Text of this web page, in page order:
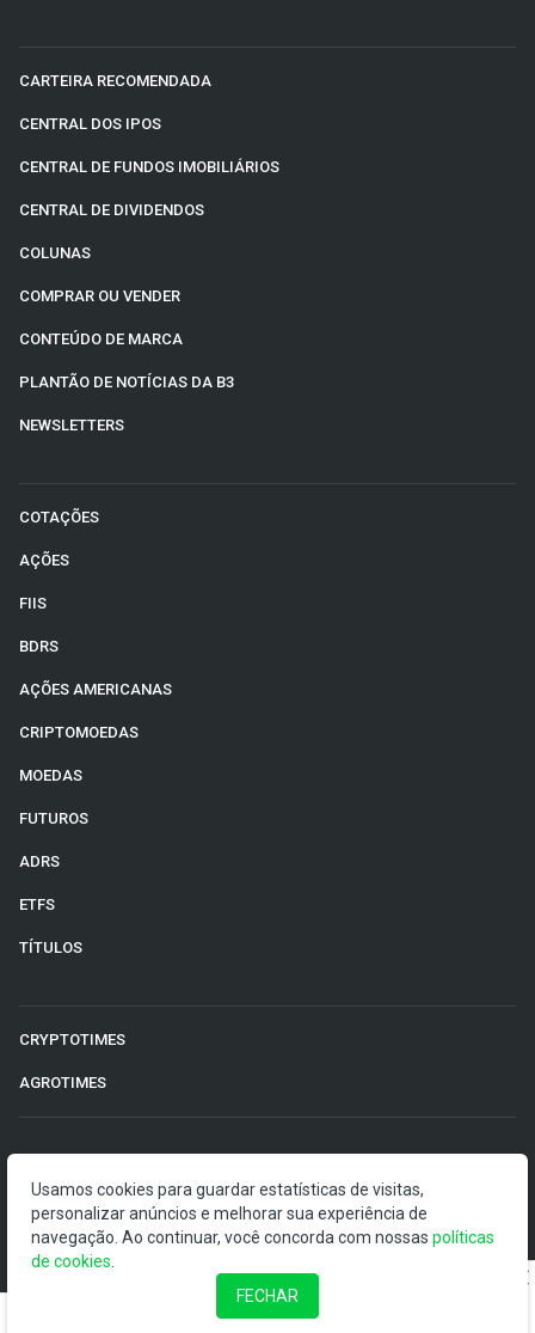
CARTEIRA RECOMENDADA
CENTRAL DOS IPOS
CENTRAL DE FUNDOS IMOBILIÁRIOS
CENTRAL DE DIVIDENDOS
COLUNAS
COMPRAR OU VENDER
CONTEÚDO DE MARCA
PLANTÃO DE NOTÍCIAS DA B3
NEWSLETTERS
COTAÇÕES
AÇÕES
FIIS
BDRS
AÇÕES AMERICANAS
CRIPTOMOEDAS
MOEDAS
FUTUROS
ADRS
ETFS
TÍTULOS
CRYPTOTIMES
AGROTIMES
O Money Times publica matérias de cunho jornalístico, que
visam a democratização da informação. Nossas
publicações devem ser compreendidas como boletins
anunciadores e divulgadores, e não como uma
Usamos cookies para guardar estatísticas de visitas,
personalizar anúncios e melhorar sua experiência de
navegação. Ao continuar, você concorda com nossas políticas
de cookies
FECHAR